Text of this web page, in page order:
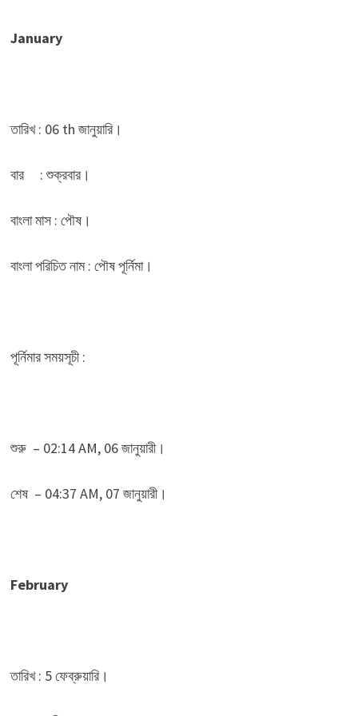
January
তারিখ : 06 th জানুয়ারি।
বার : শুক্রবার।
বাংলা মাস : পৌষ।
বাংলা পরিচিত নাম : পৌষ পূর্নিমা।
পূর্নিমার সময়সূচী :
শুরু – 02:14 AM, 06 জানুয়ারী।
শেষ – 04:37 AM, 07 জানুয়ারী।
February
তারিখ : 5 ফেব্রুয়ারি।